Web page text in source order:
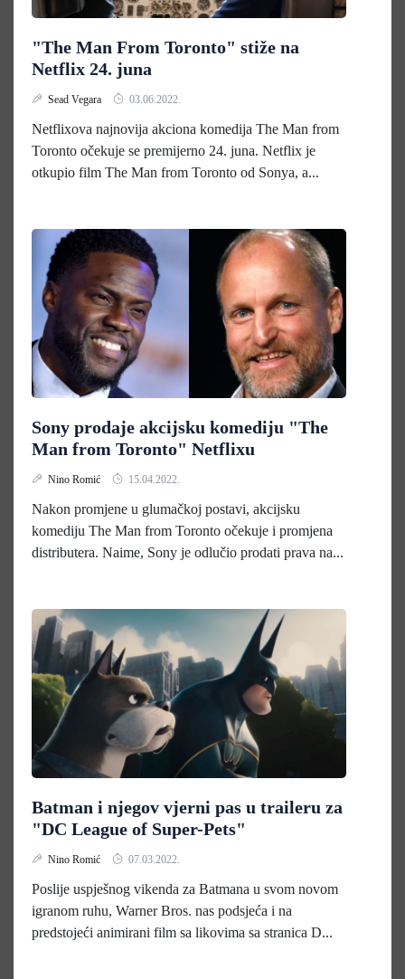
"The Man From Toronto" stiže na
Netflix 24. juna
Sead Vegara 03.06.2022.
Netflixova najnovija akciona komedija The Man from
Toronto očekuje se premijerno 24. juna. Netflix je
otkupio film The Man from Toronto od Sonya, a...
Sony prodaje akcijsku komediju "The
Man from Toronto" Netflixu
Nino Romić 15.04.2022.
Nakon promjene u glumačkoj postavi, akcijsku
komediju The Man from Toronto očekuje i promjena
distributera. Naime, Sony je odlučio prodati prava na...
Batman i njegov vjerni pas u traileru za
"DC League of Super-Pets"
Nino Romić 07.03.2022.
Poslije uspješnog vikenda za Batmana u svom novom
igranom ruhu, Warner Bros. nas podsjeća i na
predstojeći animirani film sa likovima sa stranica D...